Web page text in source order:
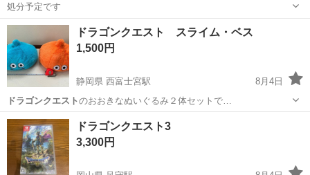
処分予定です
愛知 大府市 共和駅 その他 ドラゴンクエスト
ドラゴンクエスト スライム・ベス
1,500円
静岡県 西富士宮駅
8月4日
ドラゴンクエストのおおきなぬいぐるみ２体セットで…
静岡 富士宮市 西富士宮駅
ドラゴンクエスト3
3,300円